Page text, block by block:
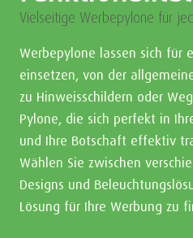
Vielseitige Werbepylone für
Werbepylone lassen sich für
einsetzen, von der
zu Hinweisschildern oder
Pylone, die sich perfekt in
und Ihre Botschaft effektiv
Wählen Sie zwischen
Designs und
Lösung für Ihre Werbung zu